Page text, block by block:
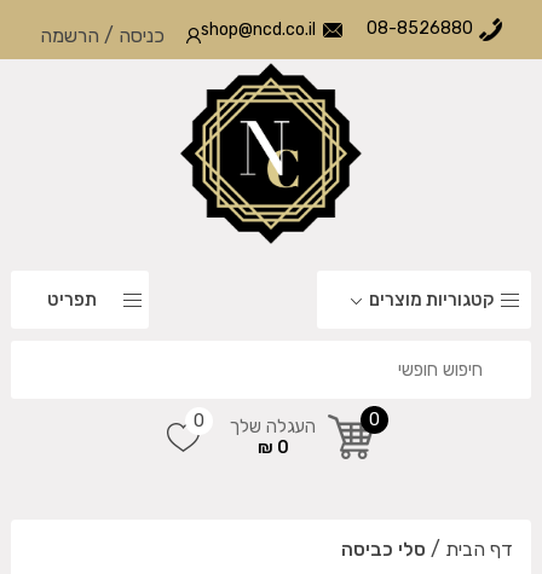
08-8526880
shop@ncd.co.il כניסה / הרשמה
קטגוריות מוצרים תפריט
0 העגלה שלך
0 ₪
0
דף הבית / סלי כביסה